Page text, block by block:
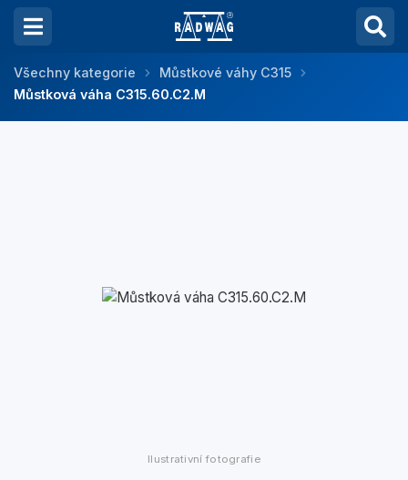
Všechny kategorie
Můstkové váhy C315
Můstková váha C315.60.C2.M
Ilustrativní fotografie